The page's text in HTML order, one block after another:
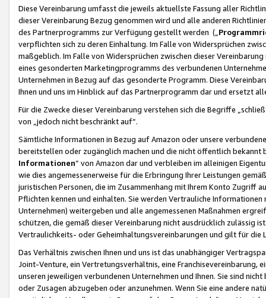
Diese Vereinbarung umfasst die jeweils aktuellste Fassung aller
dieser Vereinbarung Bezug genommen wird und alle anderen
des Partnerprogramms zur Verfügung gestellt werden („
verpflichten sich zu deren Einhaltung. Im Falle von Widersprüchen
maßgeblich. Im Falle von Widersprüchen zwischen dieser
eines gesonderten Marketingprogramms des verbundenen
Unternehmen in Bezug auf das gesonderte Programm. Diese
Ihnen und uns im Hinblick auf das Partnerprogramm dar und ersetzt
Für die Zwecke dieser Vereinbarung verstehen sich die Begriffe
von „jedoch nicht beschränkt auf“.
Sämtliche Informationen in Bezug auf Amazon oder unsere
bereitstellen oder zugänglich machen und die nicht öffentlich
Informationen“ von Amazon dar und verbleiben im alleinigen
wie dies angemessenerweise für die Erbringung Ihrer Leistungen
juristischen Personen, die im Zusammenhang mit Ihrem Konto
Pflichten kennen und einhalten. Sie werden Vertrauliche
Unternehmen) weitergeben und alle angemessenen Maßnahmen
schützen, die gemäß dieser Vereinbarung nicht ausdrücklich zulässig
Vertraulichkeits- oder Geheimhaltungsvereinbarungen und gilt für die
Das Verhältnis zwischen Ihnen und uns ist das unabhängiger
Joint-Venture, ein Vertretungsverhältnis, eine Franchisevereinbarung,
unseren jeweiligen verbundenen Unternehmen und Ihnen. Sie sind
oder Zusagen abzugeben oder anzunehmen. Wenn Sie eine andere